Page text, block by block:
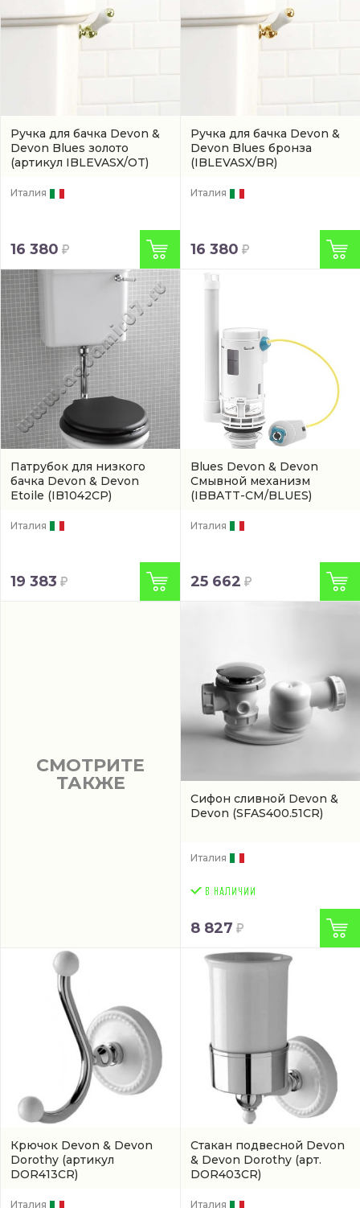
Ручка для бачка Devon &
Devon Blues золото
(артикул IBLEVASX/OT)
Италия
16 380
Ручка для бачка Devon &
Devon Blues бронза
(IBLEVASX/BR)
Италия
16 380
Патрубок для низкого
бачка Devon & Devon
Etoile (IB1042CP)
Италия
19 383
Blues Devon & Devon
Смывной механизм
(IBBATT-CM/BLUES)
Италия
25 662
СМОТРИТЕ
ТАКЖЕ
Сифон сливной Devon &
Devon (SFAS400.51CR)
Италия
8 827
Крючок Devon & Devon
Dorothy (артикул
DOR413CR)
Италия
Стакан подвесной Devon
& Devon Dorothy (арт.
DOR403CR)
Италия